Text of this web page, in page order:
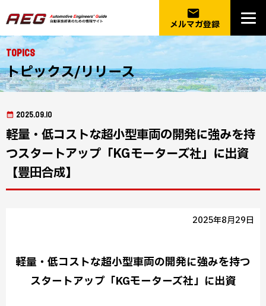
email
メルマガ登録
Topics
トピックス/リリース
2025.09.10
軽量・低コストな超小型車両の開発に強みを持
つスタートアップ「KGモーターズ社」に出資
【豊田合成】
2025年8月29日
軽量・低コストな超小型車両の開発に強みを持つ
スタートアップ「KGモーターズ社」に出資